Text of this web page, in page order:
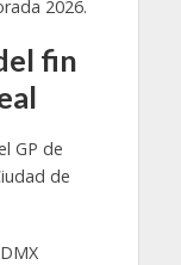
2026.
fin
GP de
de